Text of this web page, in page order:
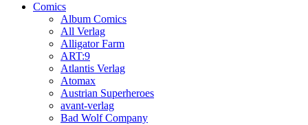
Comics
Album Comics
All Verlag
Alligator Farm
ART:9
Atlantis Verlag
Atomax
Austrian Superheroes
avant-verlag
Bad Wolf Company